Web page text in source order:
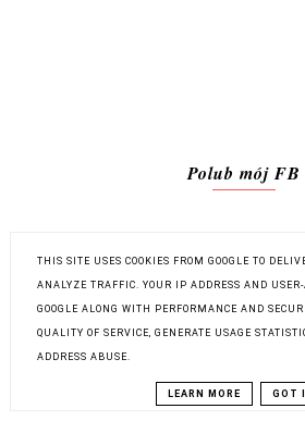
Polub mój FB
THIS SITE USES COOKIES FROM GOOGLE TO
ANALYZE TRAFFIC. YOUR IP ADDRESS AND
GOOGLE ALONG WITH PERFORMANCE AND
QUALITY OF SERVICE, GENERATE USAGE
ADDRESS ABUSE.
LEARN MORE GOT